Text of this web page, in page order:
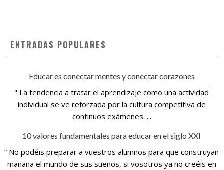
ENTRADAS POPULARES
Educar es conectar mentes y conectar corazones
" La tendencia a tratar el aprendizaje como una actividad
individual se ve reforzada por la cultura competitiva de
continuos exámenes. ...
10 valores fundamentales para educar en el siglo XXI
“ No podéis preparar a vuestros alumnos para que construyan
mañana el mundo de sus sueños, si vosotros ya no creéis en